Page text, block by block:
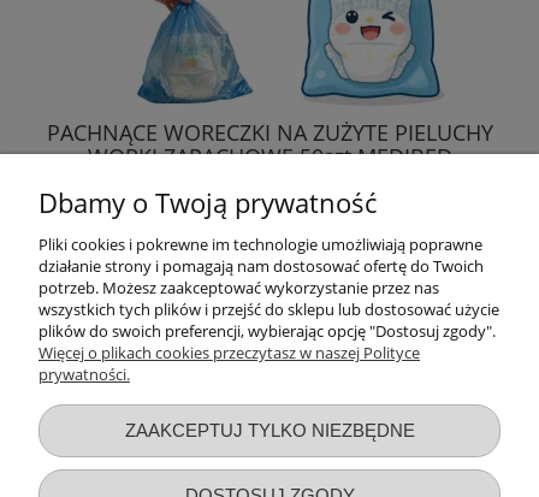
PACHNĄCE WORECZKI NA ZUŻYTE PIELUCHY
WORKI ZAPACHOWE 50szt MEDIBED
4,90 zł
DO KOSZYKA
Dbamy o Twoją prywatność
Pliki cookies i pokrewne im technologie umożliwiają poprawne
działanie strony i pomagają nam dostosować ofertę do Twoich
potrzeb. Możesz zaakceptować wykorzystanie przez nas
wszystkich tych plików i przejść do sklepu lub dostosować użycie
plików do swoich preferencji, wybierając opcję "Dostosuj zgody".
Więcej o plikach cookies przeczytasz w naszej Polityce
prywatności.
ZAAKCEPTUJ TYLKO NIEZBĘDNE